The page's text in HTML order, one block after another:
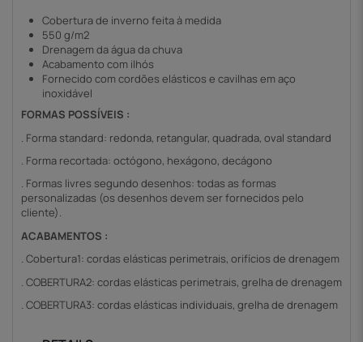
Cobertura de inverno feita à medida
550 g/m2
Drenagem da água da chuva
Acabamento com ilhós
Fornecido com cordões elásticos e cavilhas em aço
inoxidável
FORMAS POSSÍVEIS :
. Forma standard: redonda, retangular, quadrada, oval standard
. Forma recortada: octógono, hexágono, decágono
. Formas livres segundo desenhos: todas as formas
personalizadas (os desenhos devem ser fornecidos pelo
cliente).
ACABAMENTOS :
. Cobertura1: cordas elásticas perimetrais, orifícios de drenagem
. COBERTURA2: cordas elásticas perimetrais, grelha de drenagem
. COBERTURA3: cordas elásticas individuais, grelha de drenagem